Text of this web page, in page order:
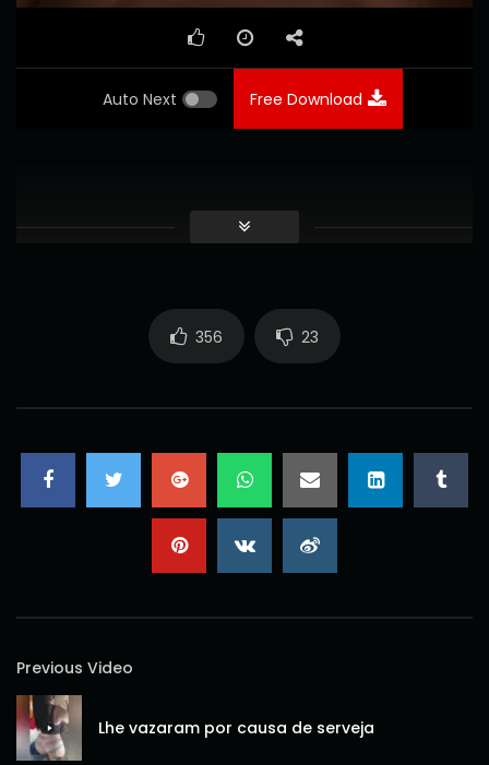
Auto Next Free Download
356 23
Previous Video
Lhe vazaram por causa de serveja